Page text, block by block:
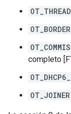
completo
OT_JOINER